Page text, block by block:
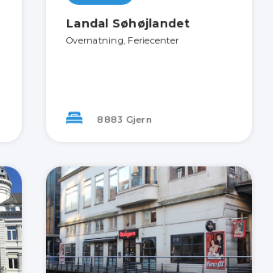
Landal Søhøjlandet
Overnatning, Feriecenter
8883 Gjern